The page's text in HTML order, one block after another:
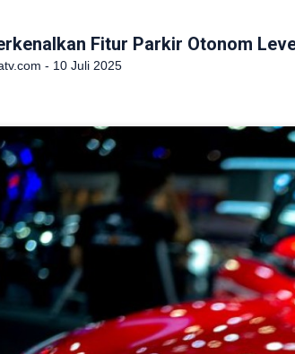
Fitur Parkir Otonom
- 10 Juli 2025